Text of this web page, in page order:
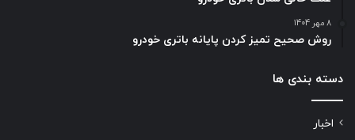
8 مهر 1404
روش صحیح تمیز کردن پایانه باتری خودرو
دسته بندی ها
اخبار